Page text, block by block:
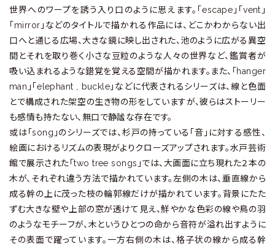
世界へのワープを誘う入り口のように思えます。「escape」「vent」
「mirror」などのタイトルで描かれる作品には、どこかわからない出
口へと通じる広場、大きな鏡に映し出された、池のように広がる異空
間とそれを取り巻く小さな豆粒のような人々の世界など、鑑賞者が
吸い込まれるような錯覚を覚える空間が描かれます。また、「hanger
man」「elephant , buckle」などに代表されるシリーズは、線と色面
とで構成された架空の生き物の形をしていますが、彼らはストーリー
も感情も持たない、無口で静謐な存在です。
或は「song」のシリーズでは、杉戸の持っている「音」に対する感性、
絵画におけるリズムの表現がよりクローズアップされます。水戸芸術
館で展示された「two tree songs」では、大画面に立ち現れた２本の
木が、それぞれ違う方法で描かれています。左側の木は、垂直線から
成る幹の上に茂った枝の輪郭線だけが描かれています。背景にたた
ずむ大きな壁や上部の窓が透けて見え、鮮やかな色彩の線や鳥の羽
のようなモチーフが、木というひとつの命から音符が溢れ出すように
その表面で躍っています。一方右側の木は、格子状の線から成る幹